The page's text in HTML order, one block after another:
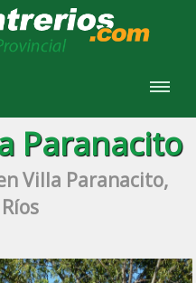
Paranacito
Villa Paranacito,